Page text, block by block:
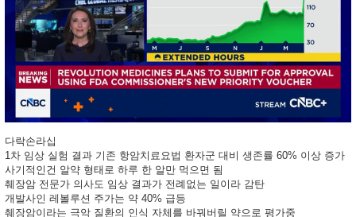
다락손라십
1차 임상 실험 결과 기존 항암치료요법 환자군 대비 생존률 60% 이상 증가
사기적인건 알약 형태로 하루 한 알만 먹으면 됨
췌장암 전문가 의사도 임상 결과가 전례없는 일이라 감탄
개발사인 레볼루션 주가는 약 40% 급등
췌장암이라는 극악 질환의 인식 자체를 바꿔버릴 약으로 평가중